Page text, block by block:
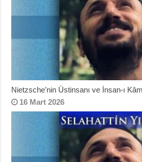
Nietzsche’nin Üstinsanı ve İnsan-ı
16 Mart 2026